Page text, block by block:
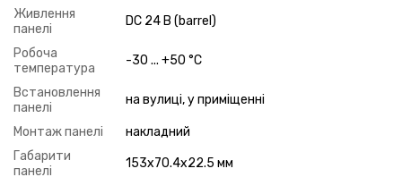
Живлення
панелі
DC 24 В (barrel)
Робоча
температура
-30 ... +50 °C
Встановлення
панелі
на вулиці, у приміщенні
Монтаж панелі
накладний
Габарити
панелі
153x70.4x22.5 мм